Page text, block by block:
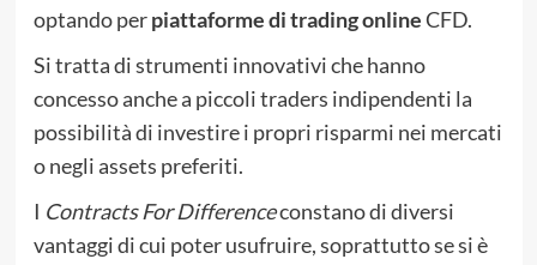
optando perpiattaforme di trading onlineCFD.
Si tratta di strumenti innovativi che hanno
concesso anche a piccoli traders indipendenti la
possibilità di investire i propri risparmi nei mercati
o negli assets preferiti.
I Contracts For Differenceconstano di diversi
vantaggi di cui poter usufruire, soprattutto se si è